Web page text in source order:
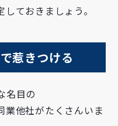
ておきましょう。
惹きつける
名目の
業他社がたくさんいま